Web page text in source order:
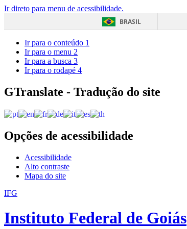
Ir direto para menu de acessibilidade.
BRASIL
Ir para o conteúdo 1
Ir para o menu 2
Ir para a busca 3
Ir para o rodapé 4
GTranslate - Tradução do site
Opções de acessibilidade
Acessibilidade
Alto contraste
Mapa do site
IFG
Instituto Federal de Goiás